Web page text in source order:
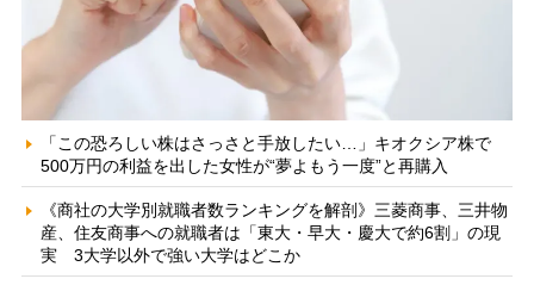
「この恐ろしい株はさっさと手放したい…」キオクシア株で
500万円の利益を出した女性が“夢よもう一度”と再購入
《商社の大学別就職者数ランキングを解剖》三菱商事、三井物
産、住友商事への就職者は「東大・早大・慶大で約6割」の現
実 3大学以外で強い大学はどこか